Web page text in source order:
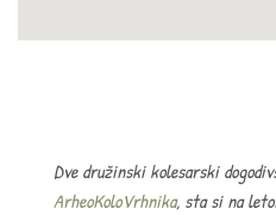
Dve družinski kolesarski
ArheoKoloVrhnika, sta si na